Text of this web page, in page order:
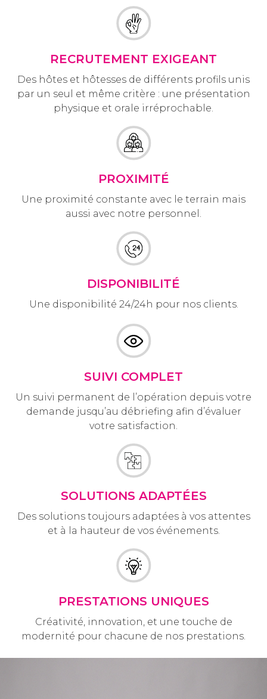
RECRUTEMENT EXIGEANT
Des hôtes et hôtesses de différents profils unis
par un seul et même critère : une présentation
physique et orale irréprochable.
PROXIMITÉ
Une proximité constante avec le terrain mais
aussi avec notre personnel.
DISPONIBILITÉ
Une disponibilité 24/24h pour nos clients.
SUIVI COMPLET
Un suivi permanent de l’opération depuis votre
demande jusqu’au débriefing afin d’évaluer
votre satisfaction.
SOLUTIONS ADAPTÉES
Des solutions toujours adaptées à vos attentes
et à la hauteur de vos événements.
PRESTATIONS UNIQUES
Créativité, innovation, et une touche de
modernité pour chacune de nos prestations.